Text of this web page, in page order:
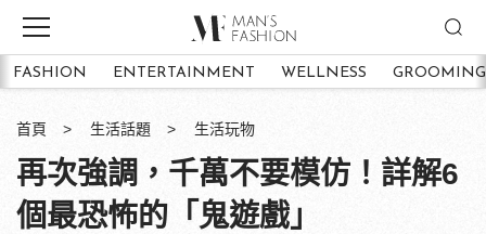
FASHION ENTERTAINMENT WELLNESS GROOMING
首頁 生活話題 生活玩物
再次強調，千萬不要模仿！詳解6
個最恐怖的「鬼遊戲」